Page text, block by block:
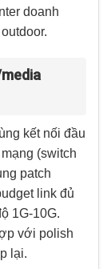
doanh
kết nối đầu
(switch
patch
link đủ
1G-10G.
với polish
lại.